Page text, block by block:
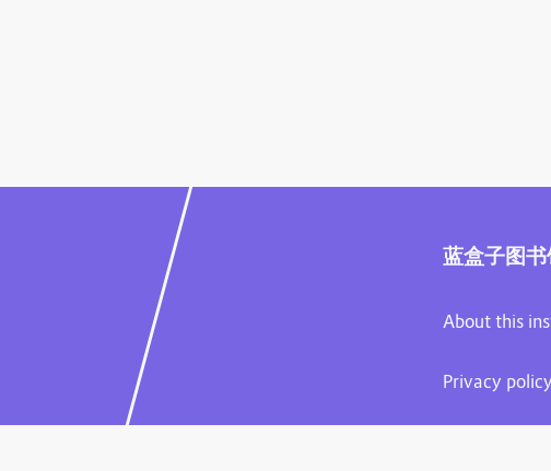
蓝盒子图
About this
Privacy policy